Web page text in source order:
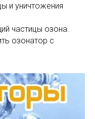
и уничтожения
частицы озона.
озонатор с